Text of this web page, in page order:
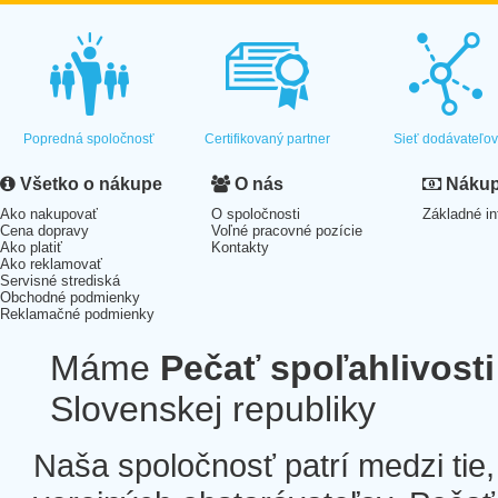
Popredná spoločnosť Certifikovaný partner Sieť dodávateľov
Všetko o nákupe
Ako nakupovať
Cena dopravy
Ako platiť
Ako reklamovať
Servisné strediská
Obchodné podmienky
Reklamačné podmienky
O nás
O spoločnosti
Voľné pracovné pozície
Kontakty
Základné
Máme Pečať spoľahlivosti
Slovenskej republiky
Naša spoločnosť patrí medzi